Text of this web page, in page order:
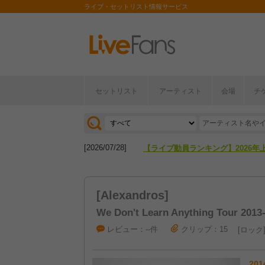
ライブ・セットリスト情報サービス
セットリスト アーティスト 会場 チ
[2026/04/27] 【フェス特集2026】フェス情報は
[2026/07/28] 【ライブ動員ランキング】2026年
[Alexandros]
We Don't Learn Anything Tour
レビュー：--件 クリップ：15 ロック